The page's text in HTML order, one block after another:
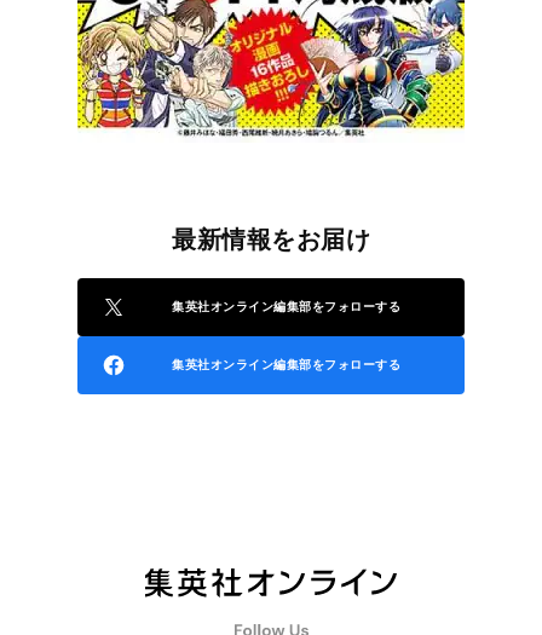
最新情報をお届け
集英社オンライン編集部をフォローする
集英社オンライン編集部をフォローする